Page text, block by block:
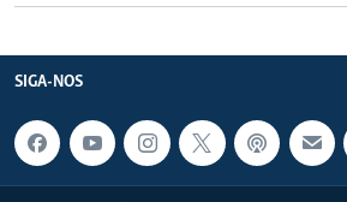
SIGA-NOS